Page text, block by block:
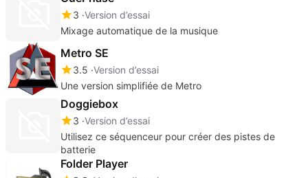
3 Version d’essai
Mixage automatique de la musique
Metro SE
3.5 Version d’essai
Une version simplifiée de Metro
Doggiebox
3 Version d’essai
Utilisez ce séquenceur pour créer des pistes de
batterie
Folder Player